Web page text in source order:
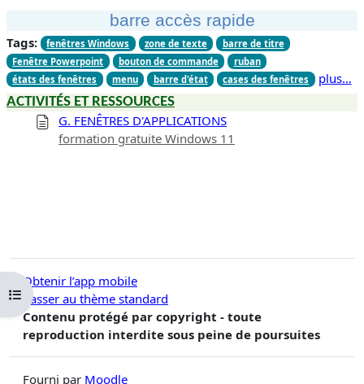
Ouvrir l’index du cours
barre accès rapide
Tags: fenêtres Windows zone de texte
barre de titre
Fenêtre Powerpoint
bouton de commande
ruban
états des fenêtres
menu barre d'état cases des fenêtres plus…
ACTIVITÉS ET RESSOURCES
G. FENÊTRES D'APPLICATIONS
formation gratuite Windows 11
Obtenir l’app mobile
Passer au thème standard
Contenu protégé par copyright - toute
reproduction interdite sous peine de poursuites
Fourni par Moodle